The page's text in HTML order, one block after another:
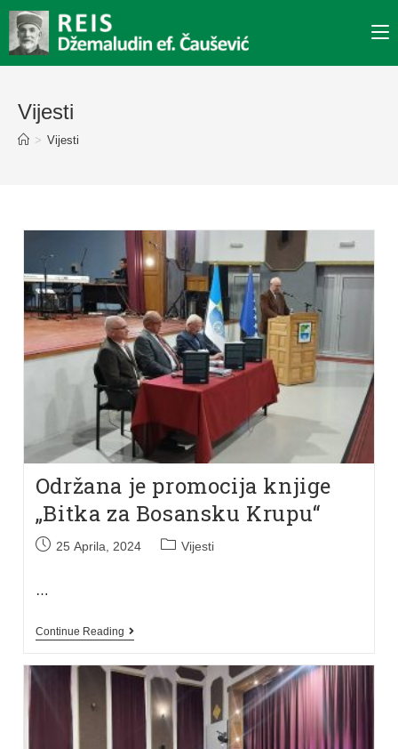
Vijesti
> Vijesti
Održana je promocija knjige
„Bitka za Bosansku Krupu“
25 Aprila, 2024 Vijesti
…
Continue Reading